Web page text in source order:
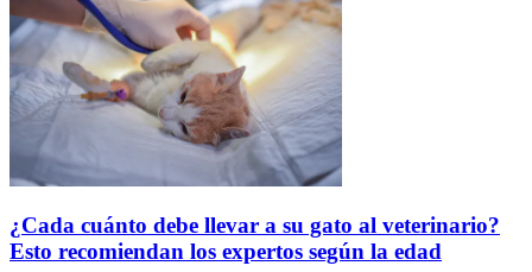
¿Cada cuánto debe llevar a su gato al veterinario?
Esto recomiendan los expertos según la edad